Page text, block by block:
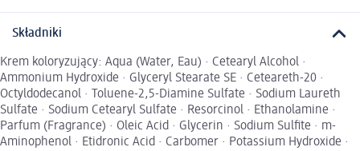
Składniki
Krem koloryzujący: Aqua (Water, Eau) · Cetearyl Alcohol ·
Ammonium Hydroxide · Glyceryl Stearate SE · Ceteareth-20 ·
Octyldodecanol · Toluene-2,5-Diamine Sulfate · Sodium Laureth
Sulfate · Sodium Cetearyl Sulfate · Resorcinol · Ethanolamine ·
Parfum (Fragrance) · Oleic Acid · Glycerin · Sodium Sulfite · m-
Aminophenol · Etidronic Acid · Carbomer · Potassium Hydroxide ·